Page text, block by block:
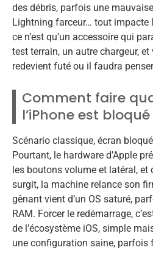
des débris, parfois une
Lightning farceur… tout
ce n’est qu’un accessoire qui
test terrain, un autre chargeur, et
redevient futé ou il faudra
Comment faire
l’iPhone est bloqué
Scénario classique, écran
Pourtant, le hardware d’Apple
les boutons volume et latéral, et
surgit, la machine relance son
gênant vient d’un OS saturé,
RAM. Forcer le redémarrage,
de l’écosystème iOS, simple
une configuration saine, parfois